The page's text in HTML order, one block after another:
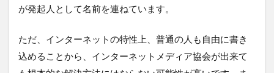
が発起人として名前を連ねています。
ただ、インターネットの特性上、普通の人も自由に書き
込めることから、インターネットメディア協会が出来て